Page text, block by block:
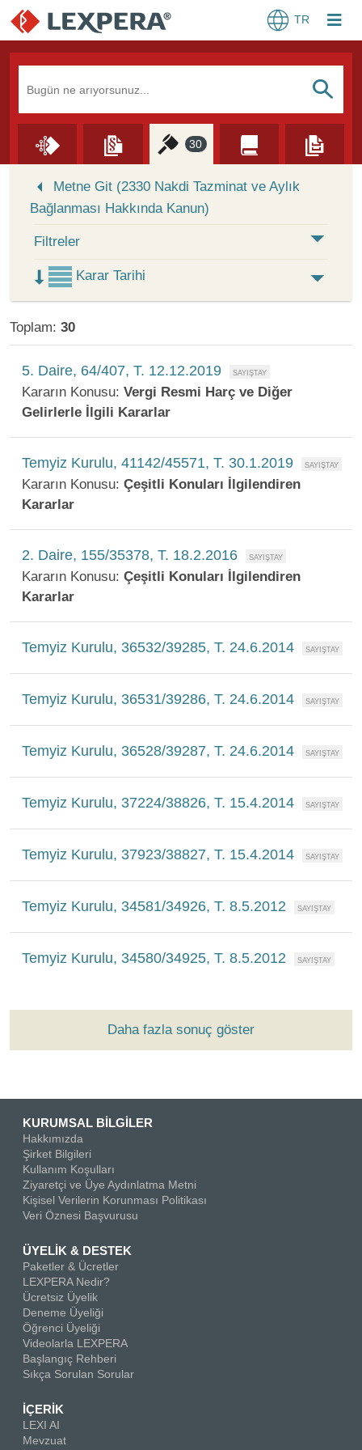
TR
S
30
Metne Git (2330 Nakdi Tazminat ve Aylık
Bağlanması Hakkında Kanun)
Filtreler
Karar Tarihi
Toplam: 30
5. Daire, 64/407, T. 12.12.2019
Kararın Konusu: Vergi Resmi Harç ve Diğer
Gelirlerle İlgili Kararlar
Temyiz Kurulu, 41142/45571, T. 30.1.2019
Kararın Konusu: Çeşitli Konuları İlgilendiren
Kararlar
2. Daire, 155/35378, T. 18.2.2016
Kararın Konusu: Çeşitli Konuları İlgilendiren
Kararlar
Temyiz Kurulu, 36532/39285, T. 24.6.2014
Temyiz Kurulu, 36531/39286, T. 24.6.2014
Temyiz Kurulu, 36528/39287, T. 24.6.2014
Temyiz Kurulu, 37224/38826, T. 15.4.2014
Temyiz Kurulu, 37923/38827, T. 15.4.2014
Temyiz Kurulu, 34581/34926, T. 8.5.2012
Temyiz Kurulu, 34580/34925, T. 8.5.2012
Daha fazla sonuç göster
KURUMSAL BİLGİLER
Hakkımızda
Şirket Bilgileri
Kullanım Koşulları
Ziyaretçi ve Üye Aydınlatma Metni
Kişisel Verilerin Korunması Politikası
Veri Öznesi Başvurusu
ÜYELİK & DESTEK
Paketler & Ücretler
LEXPERA Nedir?
Ücretsiz Üyelik
Deneme Üyeliği
Öğrenci Üyeliği
Videolarla LEXPERA
Başlangıç Rehberi
Sıkça Sorulan Sorular
İÇERİK
LEXI AI
Mevzuat